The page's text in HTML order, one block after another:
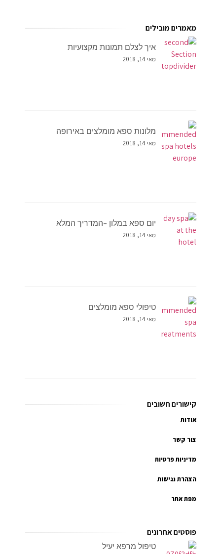
מאמרים מובילים
איך לצלם תמונות מקצועיות
מאי 14, 2018
מלונות ספא מומלצים באירופה
מאי 14, 2018
יום ספא במלון –המדריך המלא
מאי 14, 2018
טיפולי ספא מומלצים
מאי 14, 2018
קישורים חשובים
אודות
צור קשר
מדיניות פרטיות
הצהרת נגישות
מפת אתר
פוסטים אחרונים
טיפול מרפא יעיל